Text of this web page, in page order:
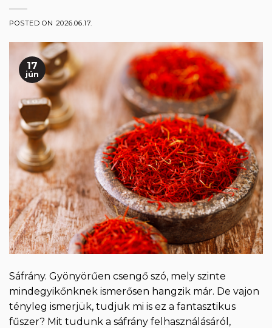
POSTED ON 2026.06.17.
17
jún
Sáfrány. Gyönyörűen csengő szó, mely szinte
mindegyikőnknek ismerősen hangzik már. De vajon
tényleg ismerjük, tudjuk mi is ez a fantasztikus
fűszer? Mit tudunk a sáfrány felhasználásáról,